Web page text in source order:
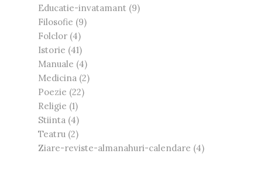
Educatie-invatamant(9)
Filosofie (9)
Folclor(4)
Istorie (41)
Manuale (4)
Medicina(2)
Poezie (22)
Religie (1)
Stiinta(4)
Teatru(2)
Ziare-reviste-almanahuri-calendare (4)